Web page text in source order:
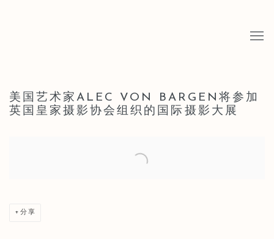
美国艺术家ALEC VON BARGEN将参加
英国皇家摄影协会组织的国际摄影大展
分享